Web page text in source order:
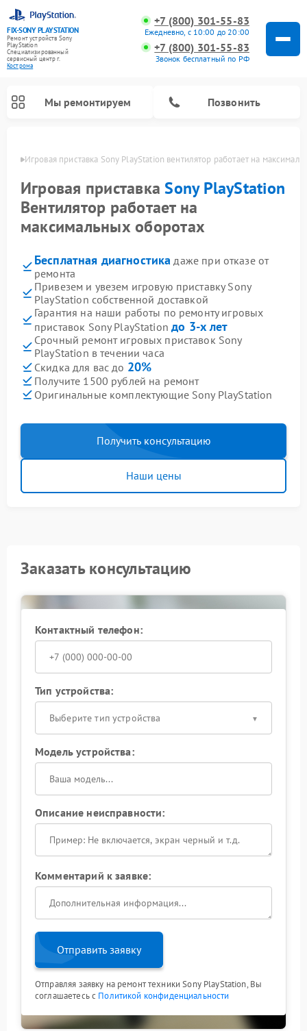
FIX-SONY PLAYSTATION
Ремонт устройств Sony
PlayStation
Специализированный
cервисный центр г.
Кострома
+7 (800) 301-55-83
Ежедневно, с 10:00 до 20:00
+7 (800) 301-55-83
Звонок бесплатный по РФ
Мы ремонтируем Позвонить
Игровая приставка Sony PlayStation вентилятор работает на
Игровая приставкаSony PlayStation
Вентилятор работает на
максимальных оборотах
Бесплатная диагностика даже при отказе от
ремонта
Привезем и увезем игровую приставку Sony
PlayStation собственной доставкой
Гарантия на наши работы по ремонту игровых
приставок Sony PlayStationдо 3-х лет
Срочный ремонт игровых приставок Sony
PlayStation в течении часа
Скидка для вас до 20%
Получите 1500 рублей на ремонт
Оригинальные комплектующие Sony PlayStation
Получить консультацию
Наши цены
Заказать консультацию
Контактный телефон:
Тип устройства:
Выберите тип устройства
Модель устройства:
Описание неисправности:
Комментарий к заявке:
Отправить заявку
Отправляя заявку на ремонт техники Sony PlayStation, Вы
соглашаетесь с Политикой конфиденциальности